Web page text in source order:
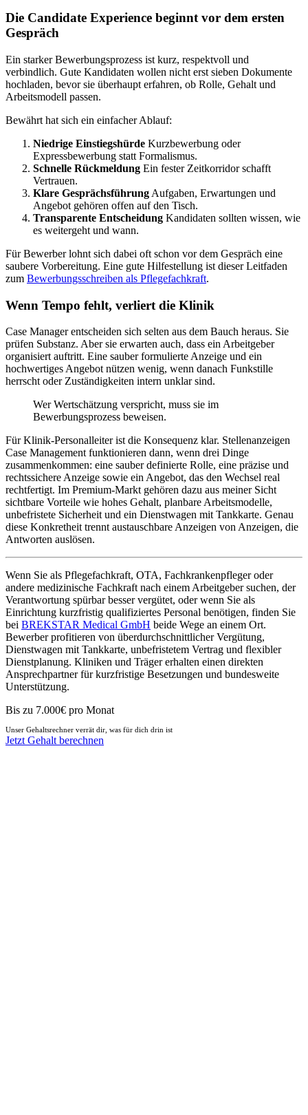
Die Candidate Experience beginnt vor dem ersten
Gespräch
Ein starker Bewerbungsprozess ist kurz, respektvoll und
verbindlich. Gute Kandidaten wollen nicht erst sieben Dokumente
hochladen, bevor sie überhaupt erfahren, ob Rolle, Gehalt und
Arbeitsmodell passen.
Bewährt hat sich ein einfacher Ablauf:
Niedrige Einstiegshürde Kurzbewerbung oder
Expressbewerbung statt Formalismus.
Schnelle Rückmeldung Ein fester Zeitkorridor schafft
Vertrauen.
Klare Gesprächsführung Aufgaben, Erwartungen und
Angebot gehören offen auf den Tisch.
Transparente Entscheidung Kandidaten sollten wissen, wie
es weitergeht und wann.
Für Bewerber lohnt sich dabei oft schon vor dem Gespräch eine
saubere Vorbereitung. Eine gute Hilfestellung ist dieser Leitfaden
zum Bewerbungsschreiben als Pflegefachkraft.
Wenn Tempo fehlt, verliert die Klinik
Case Manager entscheiden sich selten aus dem Bauch heraus. Sie
prüfen Substanz. Aber sie erwarten auch, dass ein Arbeitgeber
organisiert auftritt. Eine sauber formulierte Anzeige und ein
hochwertiges Angebot nützen wenig, wenn danach Funkstille
herrscht oder Zuständigkeiten intern unklar sind.
Wer Wertschätzung verspricht, muss sie im
Bewerbungsprozess beweisen.
Für Klinik-Personalleiter ist die Konsequenz klar. Stellenanzeigen
Case Management funktionieren dann, wenn drei Dinge
zusammenkommen: eine sauber definierte Rolle, eine präzise und
rechtssichere Anzeige sowie ein Angebot, das den Wechsel real
rechtfertigt. Im Premium-Markt gehören dazu aus meiner Sicht
sichtbare Vorteile wie hohes Gehalt, planbare Arbeitsmodelle,
unbefristete Sicherheit und ein Dienstwagen mit Tankkarte. Genau
diese Konkretheit trennt austauschbare Anzeigen von Anzeigen, die
Antworten auslösen.
Wenn Sie als Pflegefachkraft, OTA, Fachkrankenpfleger oder
andere medizinische Fachkraft nach einem Arbeitgeber suchen, der
Verantwortung spürbar besser vergütet, oder wenn Sie als
Einrichtung kurzfristig qualifiziertes Personal benötigen, finden Sie
bei BREKSTAR Medical GmbH beide Wege an einem Ort.
Bewerber profitieren von überdurchschnittlicher Vergütung,
Dienstwagen mit Tankkarte, unbefristetem Vertrag und flexibler
Dienstplanung. Kliniken und Träger erhalten einen direkten
Ansprechpartner für kurzfristige Besetzungen und bundesweite
Unterstützung.
Bis zu 7.000€ pro Monat
Unser Gehaltsrechner verrät dir, was für dich drin ist
Jetzt Gehalt berechnen